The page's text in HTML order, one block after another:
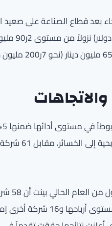
بعد قطاع الصناعة على صعيد
مستوى
2026 من ضمنها زادت